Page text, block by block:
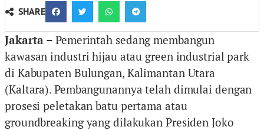
SHARE
Jakarta – Pemerintah sedang membangun
kawasan industri hijau atau green industrial park
di Kabupaten Bulungan, Kalimantan Utara
(Kaltara). Pembangunannya telah dimulai dengan
prosesi peletakan batu pertama atau
groundbreaking yang dilakukan Presiden Joko